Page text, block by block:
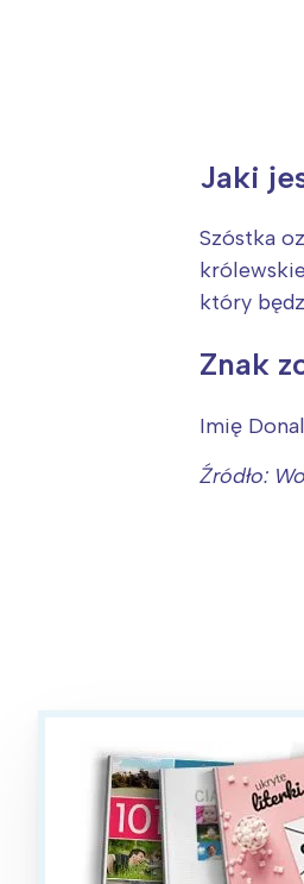
Jaki
Szóstka
który
Znak
Imię
Źródło: